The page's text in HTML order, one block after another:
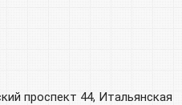
проспект 44, Итальянская